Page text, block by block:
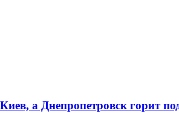
а Днепропетровск горит